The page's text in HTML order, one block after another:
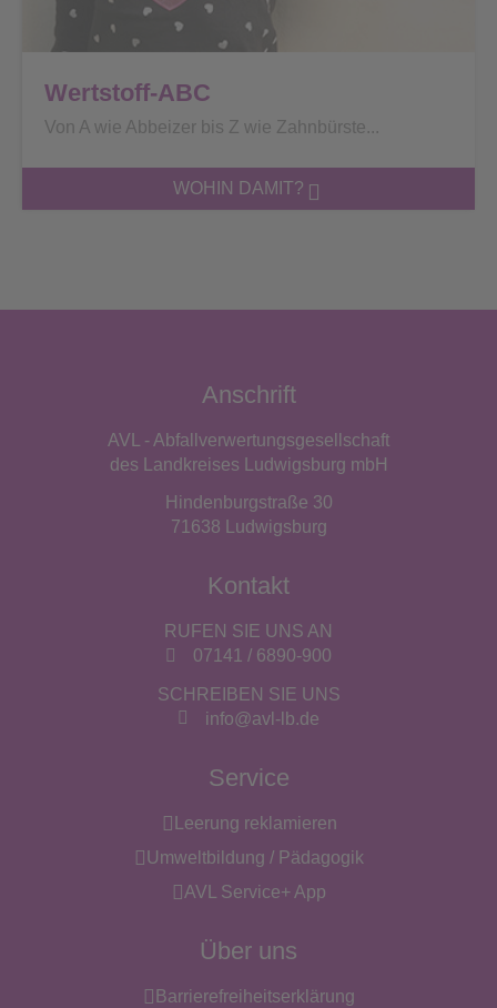
Wertstoff-ABC
Von A wie Abbeizer bis Z wie Zahnbürste...
WOHIN DAMIT?
Anschrift
AVL - Abfallverwertungsgesellschaft
des Landkreises Ludwigsburg mbH
Hindenburgstraße 30
71638 Ludwigsburg
Kontakt
RUFEN SIE UNS AN
07141 / 6890-900
SCHREIBEN SIE UNS
info@avl-lb.de
Service
Leerung reklamieren
Umweltbildung / Pädagogik
AVL Service+ App
Über uns
Barrierefreiheitserklärung